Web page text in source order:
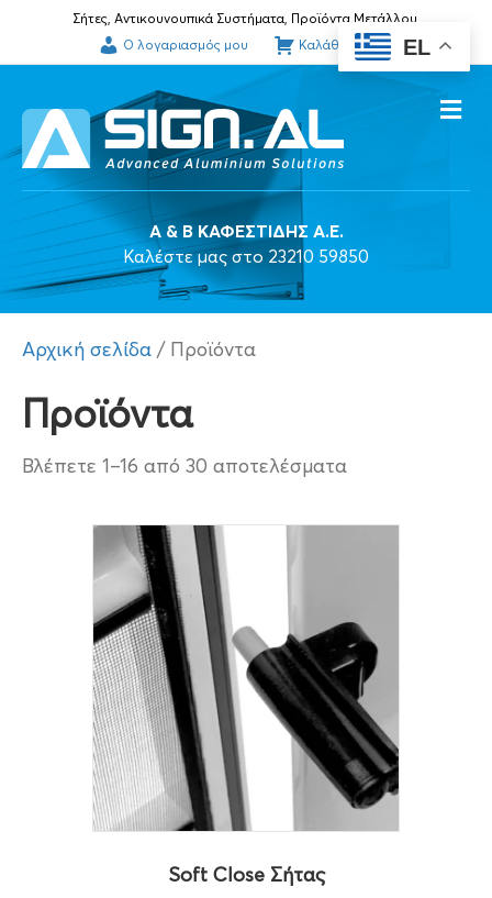
Σήτες, Αντικουνουπικά Συστήματα, Προϊόντα Μετάλλου.
Ο λογαριασμός μου
Καλάθι αγορών
A & B ΚΑΦΕΣΤΙΔΗΣ Α.Ε.
Καλέστε μας στο 23210 59850
Αρχική σελίδα / Προϊόντα
Προϊόντα
Βλέπετε 1–16 από 30 αποτελέσματα
Soft Close Σήτας
EL